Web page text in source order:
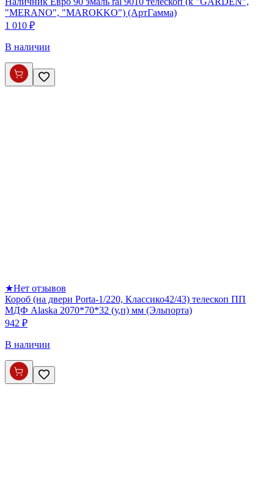
"MERANO", "MAROKKO") (АртГамма)
1 010 ₽
В наличии
★Нет отзывов
Короб (на двери Porta-1/220, Классико42/43) телескоп ПП
МДФ Alaska 2070*70*32 (у,п) мм (Эльпорта)
942 ₽
В наличии